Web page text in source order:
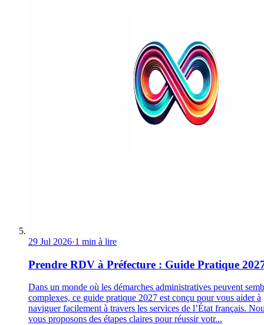
29 Jul 2026·1 min à lire
Prendre RDV à Préfecture : Guide Pratique
Dans un monde où les démarches administratives peuvent
complexes, ce guide pratique 2027 est conçu pour vous aider à
naviguer facilement à travers les services de l’État français.
vous proposons des étapes claires pour réussir votr...